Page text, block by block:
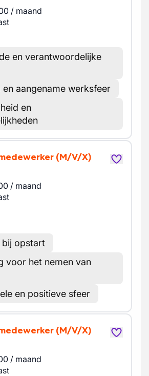
/ maand
en verantwoordelijke
en aangename werksfeer
en
(M/V/X)
/ maand
bij opstart
voor het nemen van
en positieve sfeer
(M/V/X)
/ maand